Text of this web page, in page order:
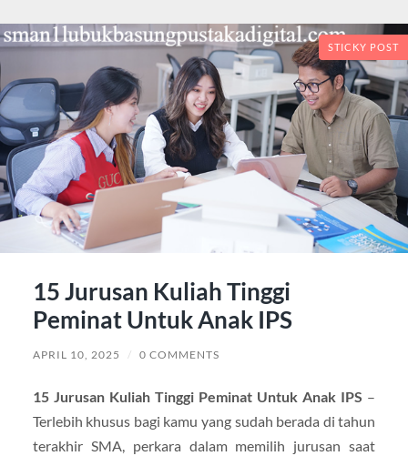
STICKY POST
15 Jurusan Kuliah Tinggi
Peminat Untuk Anak IPS
APRIL 10, 2025 / 0 COMMENTS
15 Jurusan Kuliah Tinggi Peminat Untuk Anak IPS –
Terlebih khusus bagi kamu yang sudah berada di tahun
terakhir SMA, perkara dalam memilih jurusan saat